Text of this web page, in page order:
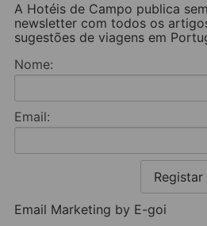
A Hotéis de Campo publica
newsletter com todos os
sugestões de viagens em
Nome:
Email:
Registar
Email Marketing by E-goi